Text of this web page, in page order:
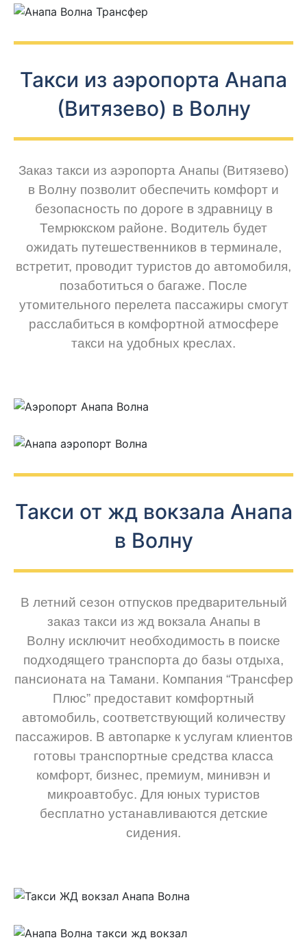
Такси из аэропорта Анапа
(Витязево) в Волну
Заказ такси из аэропорта Анапы (Витязево)
в Волну позволит обеспечить комфорт и
безопасность по дороге в здравницу в
Темрюкском районе. Водитель будет
ожидать путешественников в терминале,
встретит, проводит туристов до автомобиля,
позаботиться о багаже. После
утомительного перелета пассажиры смогут
расслабиться в комфортной атмосфере
такси на удобных креслах.
Такси от жд вокзала Анапа
в Волну
В летний сезон отпусков предварительный
заказ такси из жд вокзала Анапы в
Волну исключит необходимость в поиске
подходящего транспорта до базы отдыха,
пансионата на Тамани. Компания “Трансфер
Плюс” предоставит комфортный
автомобиль, соответствующий количеству
пассажиров. В автопарке к услугам клиентов
готовы транспортные средства класса
комфорт, бизнес, премиум, минивэн и
микроавтобус. Для юных туристов
бесплатно устанавливаются детские
сидения.